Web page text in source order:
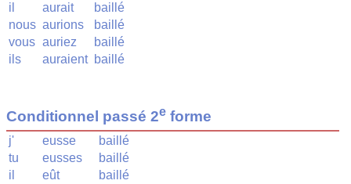
il
aurait
baillé
nous aurions
baillé
vous auriez
baillé
ils
auraient baillé
Conditionnel passé 2e forme
j' eusse
baillé
tu
eusses
baillé
il
eût
baillé